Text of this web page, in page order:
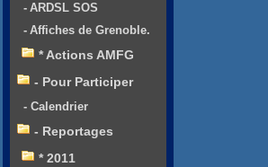
- ARDSL SOS
- Affiches de Grenoble.
* Actions AMFG
- Pour Participer
- Calendrier
- Reportages
* 2011